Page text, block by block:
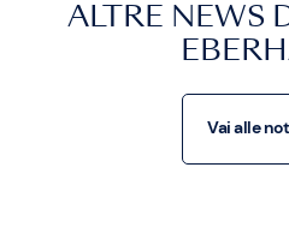
ALTRE NEWS
Vai alle